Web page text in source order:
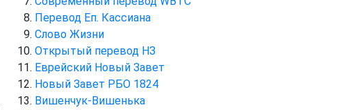
Перевод Еп. Кассиана
Слово Жизни
Открытый перевод НЗ
Еврейский Новый Завет
Новый Завет РБО 1824
Вишенчук-Вишенька